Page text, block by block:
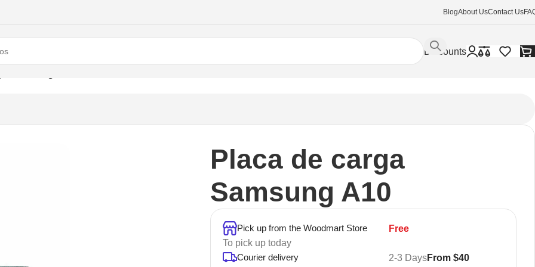
BlogAbout UsContact Us
Discounts
Placa de carga
Samsung A10
Pick up from the Woodmart Store
To pick up today
Free
Courier delivery
2-3 DaysFrom $40